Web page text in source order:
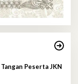
Peserta JKN